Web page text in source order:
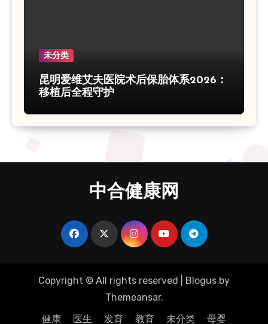
未分类
昆明爱维艾夫医院术后保胎体系2026：
移植后全程守护
中合健康网
Copyright © All rights reserved Blogus by
Themeansar.
健康
医生 发育 教育 未分类 母婴